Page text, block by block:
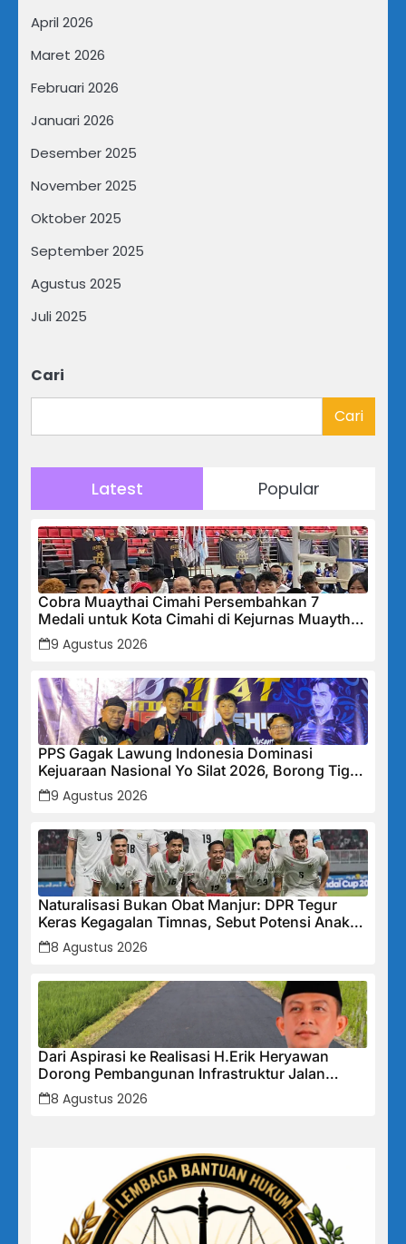
April 2026
Maret 2026
Februari 2026
Januari 2026
Desember 2025
November 2025
Oktober 2025
September 2025
Agustus 2025
Juli 2025
Cari
Cari
Latest Popular
Cobra Muaythai Cimahi Persembahkan 7
Medali untuk Kota Cimahi di Kejurnas Muaythai
Indonesia 2026
9 Agustus 2026
PPS Gagak Lawung Indonesia Dominasi
Kejuaraan Nasional Yo Silat 2026, Borong Tiga
Medali Emas
9 Agustus 2026
Naturalisasi Bukan Obat Manjur: DPR Tegur
Keras Kegagalan Timnas, Sebut Potensi Anak
Bangsa Terabaikan Demi “Jalan Pintas”
8 Agustus 2026
Dari Aspirasi ke Realisasi H.Erik Heryawan
Dorong Pembangunan Infrastruktur Jalan
Cikalong Bunder
8 Agustus 2026